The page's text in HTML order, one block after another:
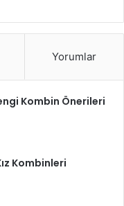
Yorumlar
Kombin Önerileri
Kombinleri